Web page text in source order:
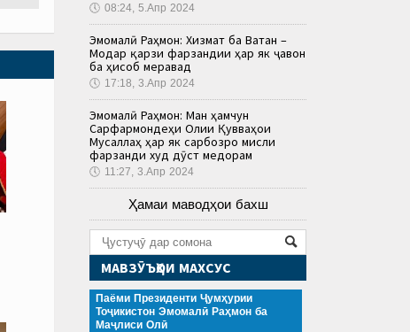
🕔 08:24, 5.Апр 2024
Эмомалӣ Раҳмон: Хизмат ба Ватан –
Модар қарзи фарзандии ҳар як ҷавон
ба ҳисоб меравад
🕔 17:18, 3.Апр 2024
Эмомалӣ Раҳмон: Ман ҳамчун
Сарфармондеҳи Олии Қувваҳои
Мусаллаҳ ҳар як сарбозро мисли
фарзанди худ дӯст медорам
🕔 11:27, 3.Апр 2024
Ҳамаи маводҳои бахш
МАВЗӮЪҲОИ МАХСУС
Паёми Президенти Ҷумҳурии
Тоҷикистон Эмомалӣ Раҳмон ба
Маҷлиси Олӣ